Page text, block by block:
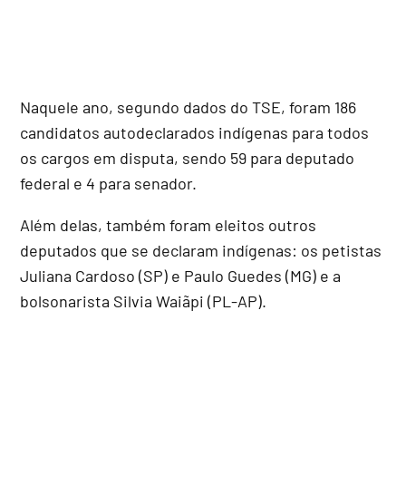
Naquele ano, segundo dados do TSE, foram 186
candidatos autodeclarados indígenas para todos
os cargos em disputa, sendo 59 para deputado
federal e 4 para senador.
Além delas, também foram eleitos outros
deputados que se declaram indígenas: os petistas
Juliana Cardoso (SP) e Paulo Guedes (MG) e a
bolsonarista Silvia Waiãpi (PL-AP).